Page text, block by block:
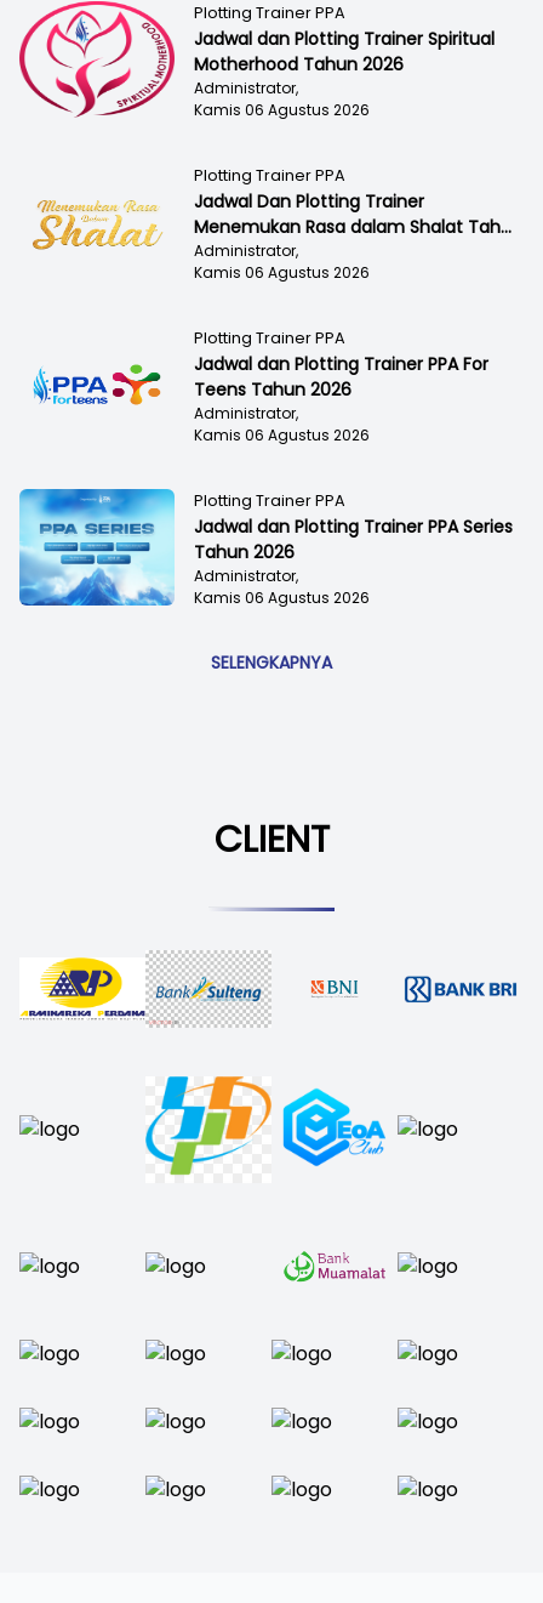
Plotting Trainer PPA
Jadwal dan Plotting Trainer Spiritual
Motherhood Tahun 2026
Administrator,
Kamis 06 Agustus 2026
Plotting Trainer PPA
Jadwal Dan Plotting Trainer
Menemukan Rasa dalam Shalat Tah...
Administrator,
Kamis 06 Agustus 2026
Plotting Trainer PPA
Jadwal dan Plotting Trainer PPA For
Teens Tahun 2026
Administrator,
Kamis 06 Agustus 2026
Plotting Trainer PPA
Jadwal dan Plotting Trainer PPA Series
Tahun 2026
Administrator,
Kamis 06 Agustus 2026
SELENGKAPNYA
CLIENT